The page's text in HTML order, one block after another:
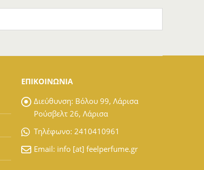
ΕΠΙΚΟΙΝΩΝΙΑ
Διεύθυνση: Βόλου 99, Λάρισα
Ρούσβελτ 26, Λάρισα
Tηλέφωνο: 2410410961
Email: info [at] feelperfume.gr